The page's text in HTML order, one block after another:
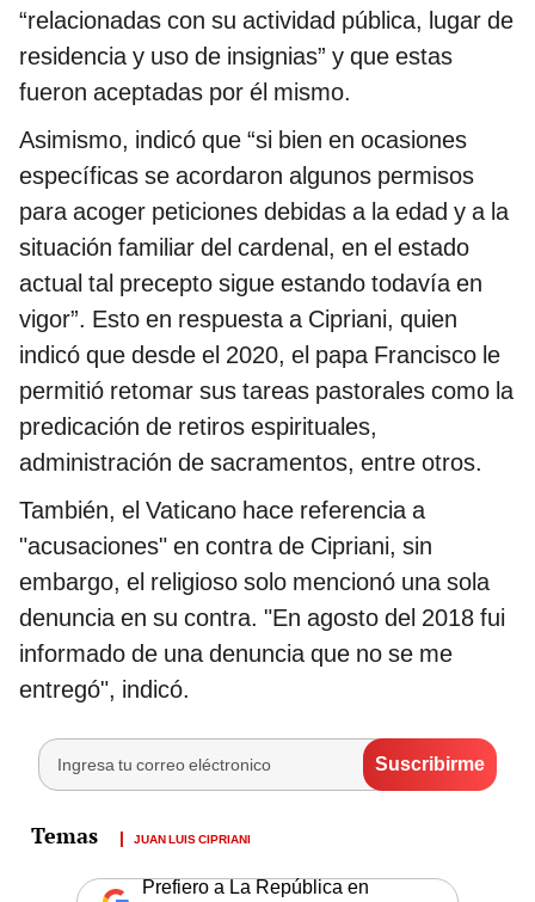
“relacionadas con su actividad pública, lugar de
residencia y uso de insignias” y que estas
fueron aceptadas por él mismo.
Asimismo, indicó que “si bien en ocasiones
específicas se acordaron algunos permisos
para acoger peticiones debidas a la edad y a la
situación familiar del cardenal, en el estado
actual tal precepto sigue estando todavía en
vigor”. Esto en respuesta a Cipriani, quien
indicó que desde el 2020, el papa Francisco le
permitió retomar sus tareas pastorales como la
predicación de retiros espirituales,
administración de sacramentos, entre otros.
También, el Vaticano hace referencia a
"acusaciones" en contra de Cipriani, sin
embargo, el religioso solo mencionó una sola
denuncia en su contra. "En agosto del 2018 fui
informado de una denuncia que no se me
entregó", indicó.
JUAN LUIS CIPRIANI
Prefiero a La República en